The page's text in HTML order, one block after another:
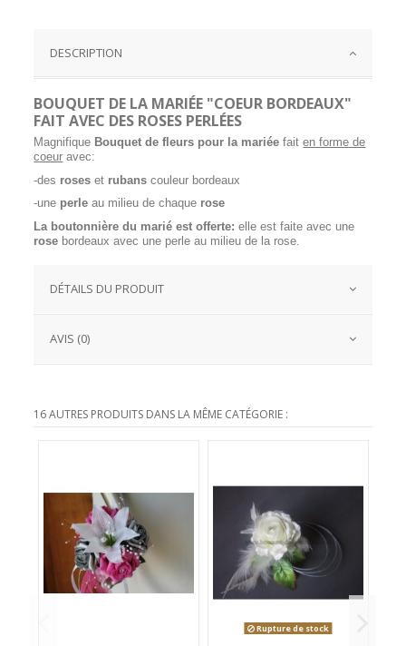
DESCRIPTION
BOUQUET DE LA MARIÉE "COEUR BORDEAUX"
FAIT AVEC DES ROSES PERLÉES
Magnifique Bouquet de fleurs pour la mariéefaiten forme de
coeur avec:
-des roseset rubanscouleur bordeaux
-une perleau milieu de chaque rose
La boutonnière du marié est offerte: elle est faite avec une
rose bordeaux avec une perle au milieu de la rose.
DÉTAILS DU PRODUIT
AVIS (0)
16 AUTRES PRODUITS DANS LA MÊME CATÉGORIE :
Rupture de stock